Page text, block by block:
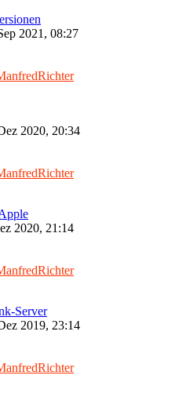
2021, 08:27
2020, 20:34
2020, 21:14
Server
2019, 23:14